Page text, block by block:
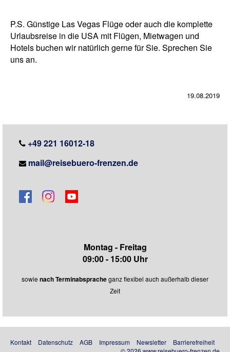
P.S. Günstige Las Vegas Flüge oder auch die komplette
Urlaubsreise in die USA mit Flügen, Mietwagen und
Hotels buchen wir natürlich gerne für Sie. Sprechen Sie
uns an.
19.08.2019
+49 221 16012-18
mail@reisebuero-frenzen.de
Montag - Freitag
09:00 - 15:00 Uhr
sowie nach Terminabspracheganz flexibel auch außerhalb dieser
Zeit
Kontakt Datenschutz AGB Impressum Newsletter
Barrierefreiheit